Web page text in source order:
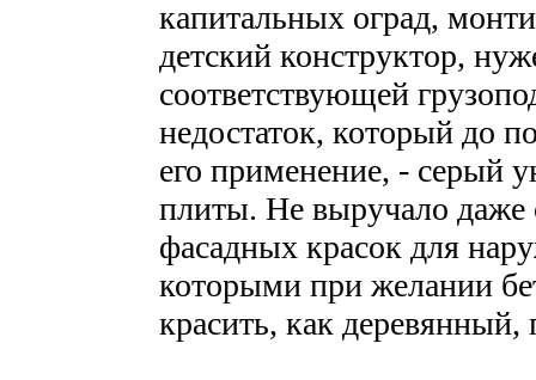
капитальных оград,
детский конструктор,
соответствующей
недостаток, который до
его применение, - серый
плиты. Не выручало
фасадных красок для
которыми при желании
красить, как